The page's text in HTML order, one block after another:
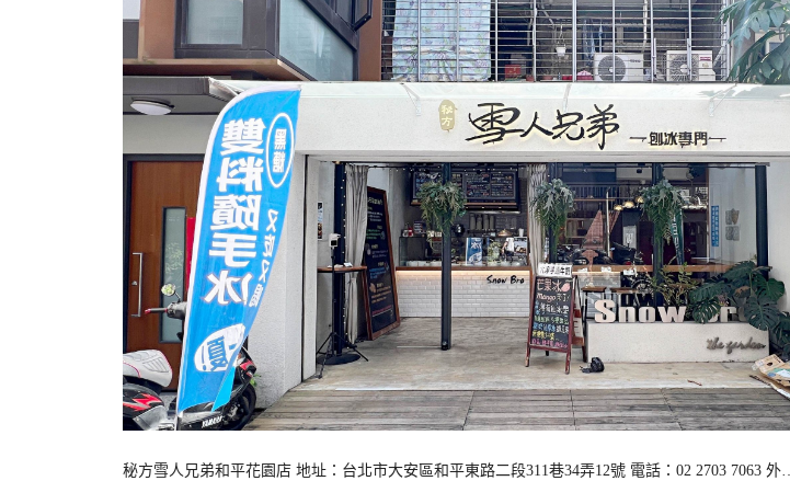
秘方雪人兄弟和平花園店 地址：台北市大安區和平東路二段311巷34弄12號 電話：02 2703 7063 外…